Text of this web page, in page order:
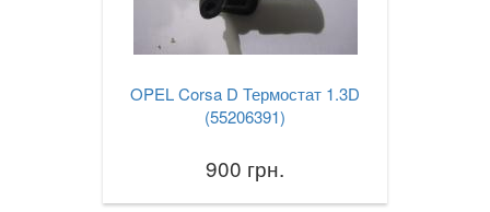
OPEL Corsa D Термостат 1.3D
(55206391)
900 грн.